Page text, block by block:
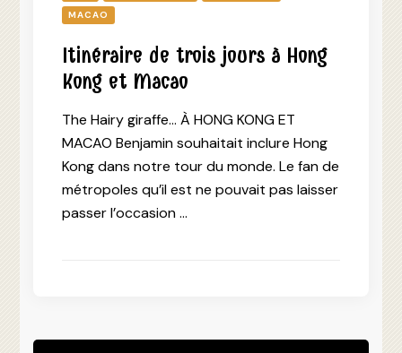
MACAO
Itinéraire de trois jours à Hong
Kong et Macao
The Hairy giraffe… À HONG KONG ET
MACAO Benjamin souhaitait inclure Hong
Kong dans notre tour du monde. Le fan de
métropoles qu’il est ne pouvait pas laisser
passer l’occasion …